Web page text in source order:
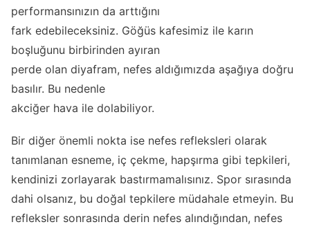
performansınızın da arttığını
fark edebileceksiniz. Göğüs kafesimiz ile karın
boşluğunu birbirinden ayıran
perde olan diyafram, nefes aldığımızda aşağıya doğru
basılır. Bu nedenle
akciğer hava ile dolabiliyor.
Bir diğer önemli nokta ise nefes refleksleri olarak
tanımlanan esneme, iç çekme, hapşırma gibi tepkileri,
kendinizi zorlayarak bastırmamalısınız. Spor sırasında
dahi olsanız, bu doğal tepkilere müdahale etmeyin. Bu
refleksler sonrasında derin nefes alındığından, nefes